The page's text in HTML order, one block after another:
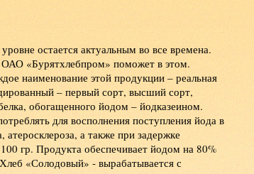
остается актуальным во все времена.
ОАО «Бурятхлебпром» поможет в этом.
наименование этой продукции – реальная
– первый сорт, высший сорт,
обогащенного йодом – йодказеином.
для восполнения поступления йода в
атеросклероза, а также при задержке
гр. Продукта обеспечивает йодом на 80%
«Солодовый» - вырабатывается с